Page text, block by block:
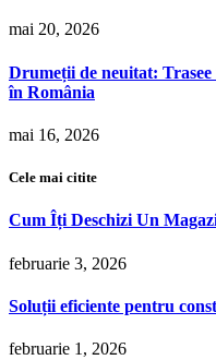
mai 20, 2026
Drumeții de neuitat:
în România
mai 16, 2026
Cele mai citite
Cum Îți Deschizi Un
februarie 3, 2026
Soluții eficiente pentru
februarie 1, 2026